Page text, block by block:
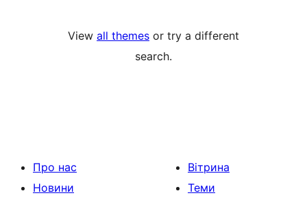
View all themes or try a different
search.
Про нас
Новини
Вітрина
Теми